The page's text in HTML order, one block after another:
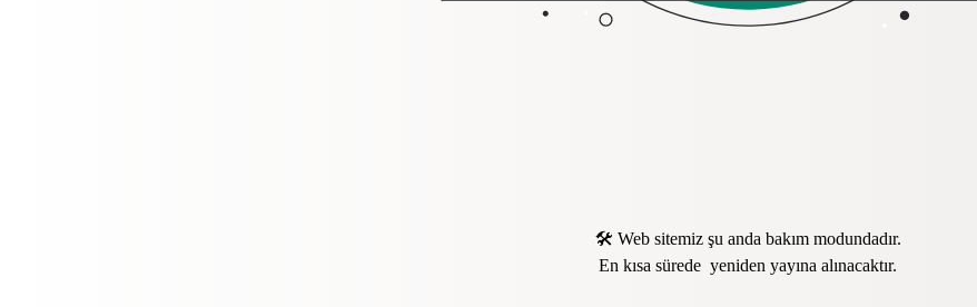
🛠️ Web sitemiz şu anda bakım modundadır.
En kısa sürede yeniden yayına alınacaktır.